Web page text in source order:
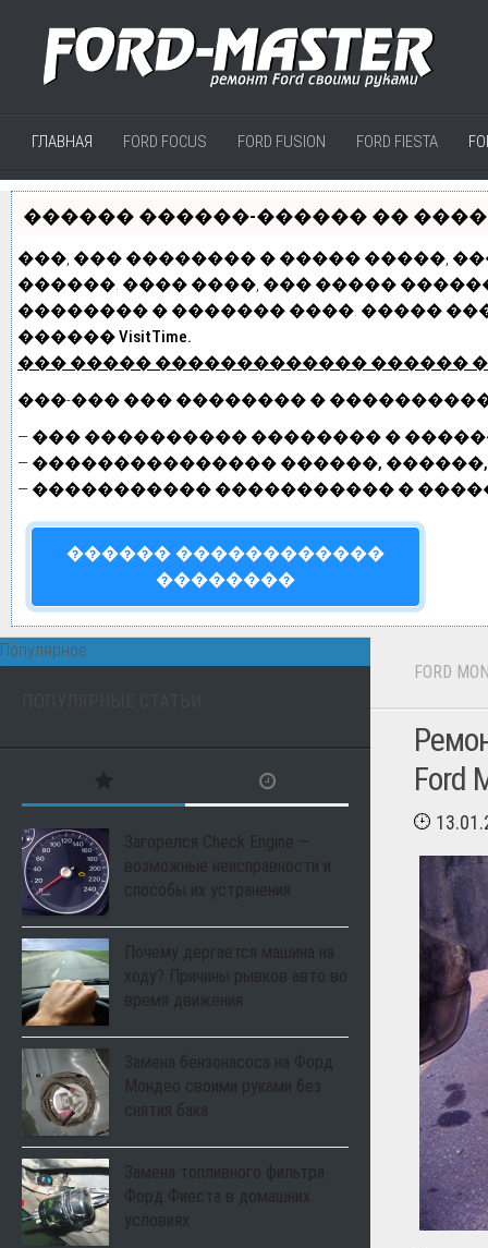
ГЛАВНАЯ FORD FOCUS FORD FUSION FORD FIESTA
������ ������-������ ��
���, ��� �������� � ����� �����,
������. ���� ����, ��� �����
�������� � ������� ����. �����
������ VisitTime.
��� ����� ������������� ������
���-��� ��� �������� �
— ��� ���������� �������� �
— ��������������� ������,
— ����������� ����������� �
������ ������������
��������
FORD
Ford
Популярное:
Загорелся Check Engine —
возможные неисправности и
способы их устранения
Почему дергается машина на
ходу? Причины рывков авто во
время движения
Замена бензонасоса на Форд
Мондео своими руками без
снятия бака
Замена топливного фильтра
Форд Фиеста в домашних
условиях